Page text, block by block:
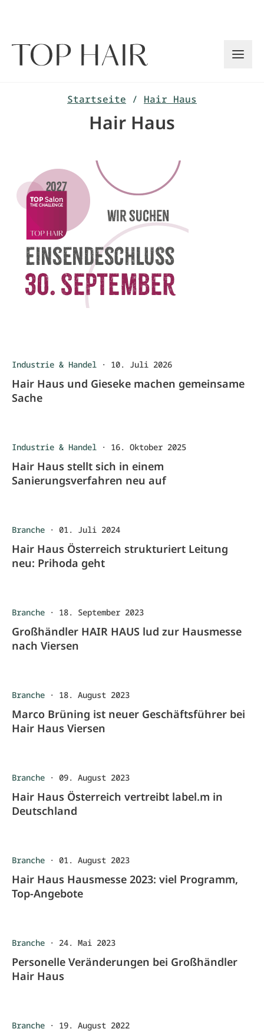
Startseite / Hair Haus
Hair Haus
Industrie & Handel · 10. Juli 2026
Hair Haus und Gieseke machen gemeinsame
Sache
Industrie & Handel · 16. Oktober 2025
Hair Haus stellt sich in einem
Sanierungsverfahren neu auf
Branche · 01. Juli 2024
Hair Haus Österreich strukturiert Leitung
neu: Prihoda geht
Branche · 18. September 2023
Großhändler HAIR HAUS lud zur Hausmesse
nach Viersen
Branche · 18. August 2023
Marco Brüning ist neuer Geschäftsführer bei
Hair Haus Viersen
Branche · 09. August 2023
Hair Haus Österreich vertreibt label.m in
Deutschland
Branche · 01. August 2023
Hair Haus Hausmesse 2023: viel Programm,
Top-Angebote
Branche · 24. Mai 2023
Personelle Veränderungen bei Großhändler
Hair Haus
Branche · 19. August 2022